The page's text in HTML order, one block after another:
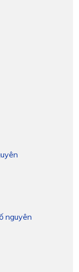
nguyên